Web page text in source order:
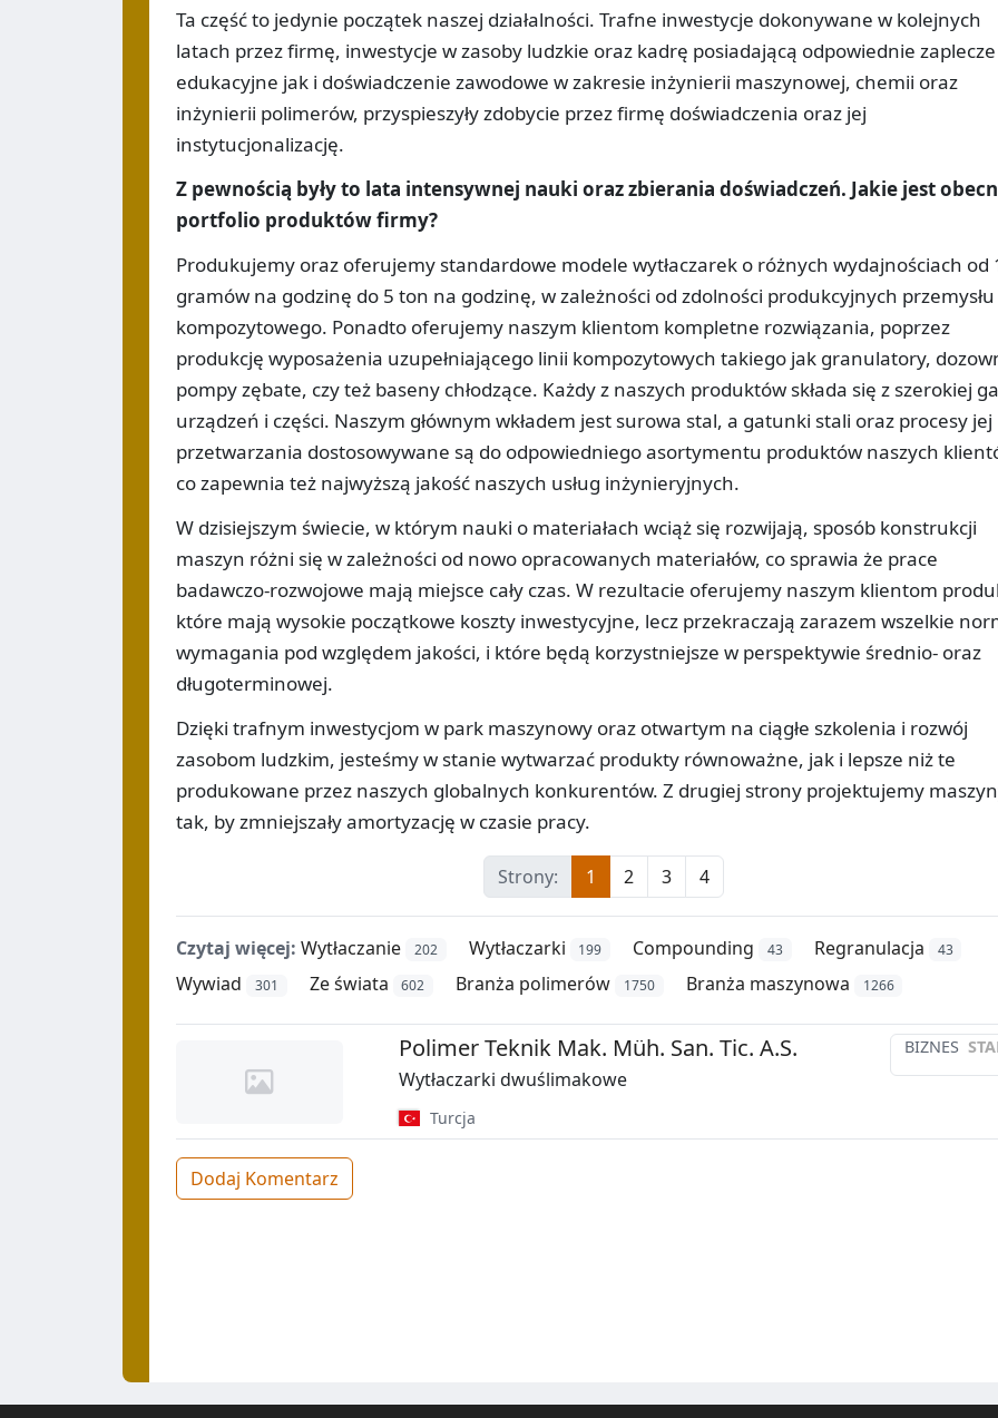
Ta część to jedynie początek naszej działalności. Trafne inwestycje dokonywane w kolejnych
latach przez firmę, inwestycje w zasoby ludzkie oraz kadrę posiadającą odpowiednie zaplecze
edukacyjne jak i doświadczenie zawodowe w zakresie inżynierii maszynowej, chemii oraz
inżynierii polimerów, przyspieszyły zdobycie przez firmę doświadczenia oraz jej
instytucjonalizację.
Z pewnością były to lata intensywnej nauki oraz zbierania doświadczeń. Jakie jest
portfolio produktów firmy?
Produkujemy oraz oferujemy standardowe modele wytłaczarek o różnych wydajnościach od
gramów na godzinę do 5 ton na godzinę, w zależności od zdolności produkcyjnych przemysłu
kompozytowego. Ponadto oferujemy naszym klientom kompletne rozwiązania, poprzez
produkcję wyposażenia uzupełniającego linii kompozytowych takiego jak granulatory,
pompy zębate, czy też baseny chłodzące. Każdy z naszych produktów składa się z szerokiej
urządzeń i części. Naszym głównym wkładem jest surowa stal, a gatunki stali oraz procesy jej
przetwarzania dostosowywane są do odpowiedniego asortymentu produktów naszych
co zapewnia też najwyższą jakość naszych usług inżynieryjnych.
W dzisiejszym świecie, w którym nauki o materiałach wciąż się rozwijają, sposób konstrukcji
maszyn różni się w zależności od nowo opracowanych materiałów, co sprawia że prace
badawczo-rozwojowe mają miejsce cały czas. W rezultacie oferujemy naszym klientom
które mają wysokie początkowe koszty inwestycyjne, lecz przekraczają zarazem wszelkie
wymagania pod względem jakości, i które będą korzystniejsze w perspektywie średnio- oraz
długoterminowej.
Dzięki trafnym inwestycjom w park maszynowy oraz otwartym na ciągłe szkolenia i rozwój
zasobom ludzkim, jesteśmy w stanie wytwarzać produkty równoważne, jak i lepsze niż te
produkowane przez naszych globalnych konkurentów. Z drugiej strony projektujemy
tak, by zmniejszały amortyzację w czasie pracy.
Strony: 1 2 3 4
Czytaj więcej: Wytłaczanie 202 Wytłaczarki 199 Compounding 43 Regranulacja 43
Wywiad 301 Ze świata 602 Branża polimerów 1750 Branża maszynowa 1266
BIZNES
Polimer Teknik Mak. Müh. San. Tic. A.S.
Wytłaczarki dwuślimakowe
Turcja
Dodaj Komentarz